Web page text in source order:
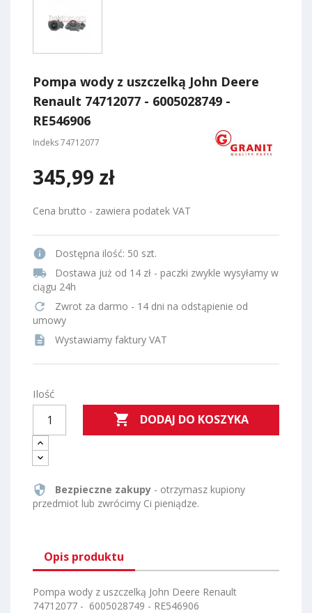
Pompa wody z uszczelką John Deere
Renault 74712077 - 6005028749 -
RE546906
Indeks74712077
345,99 zł
Cena brutto - zawiera podatek VAT
info Dostępna ilość: 50 szt.
local_shipping
Dostawa już od 14 zł - paczki zwykle wysyłamy w
ciągu 24h
refresh
Zwrot za darmo - 14 dni na odstąpienie od
umowy
description Wystawiamy faktury VAT
Ilość
 DODAJ DO KOSZYKA
security Bezpieczne zakupy - otrzymasz kupiony
przedmiot lub zwrócimy Ci pieniądze.
Opis produktu
Pompa wody z uszczelką John Deere Renault
74712077 - 6005028749 - RE546906